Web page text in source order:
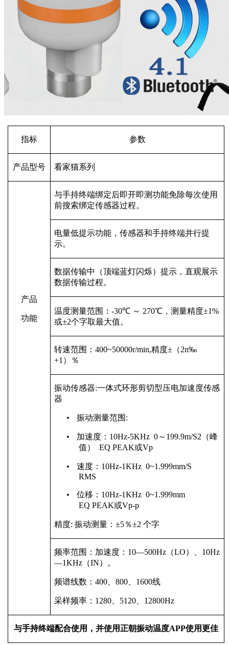
指标 参数
产品型号 看家猫系列
产品
功能
与手持终端绑定后即开即测功能免除每次使用
前搜索绑定传感器过程。
电量低提示功能，传感器和手持终端并行提
示。
数据传输中（顶端蓝灯闪烁）提示，直观展示
数据传输过程。
温度测量范围：-30℃ ～ 270℃，测量精度±1%
或±2个字取最大值。
转速范围：400~50000r/min,精度±（2n‰
+1）％
振动传感器:一体式环形剪切型压电加速度传感
器
• 振动测量范围 :
• 加速度： 10Hz-5KHz 0～ 199.9m/S2 （峰
值）
EQ PEAK或Vp
• 速度： 10Hz-1KHz 0~1.999mm/S
RMS
• 位移： 10Hz-1KHz 0~1.999mm
EQ PEAK或Vp-p
精度:振动测量：±5％±2个字
频率范围：加速度： 10—500Hz （LO）、 10Hz
—1KHz （IN）。
频谱线数：400、800、 1600线
采样频率： 1280、 5120、 12800Hz
与手持终端配合使用，并使用正朝振动温度APP使用更佳